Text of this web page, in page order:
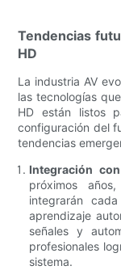
Tendencias
HD
La industria AV
las tecnologías
HD están listos
configuración del
tendencias
Integración
próximos
integrarán
aprendizaje
señales y
profesionales
sistema.